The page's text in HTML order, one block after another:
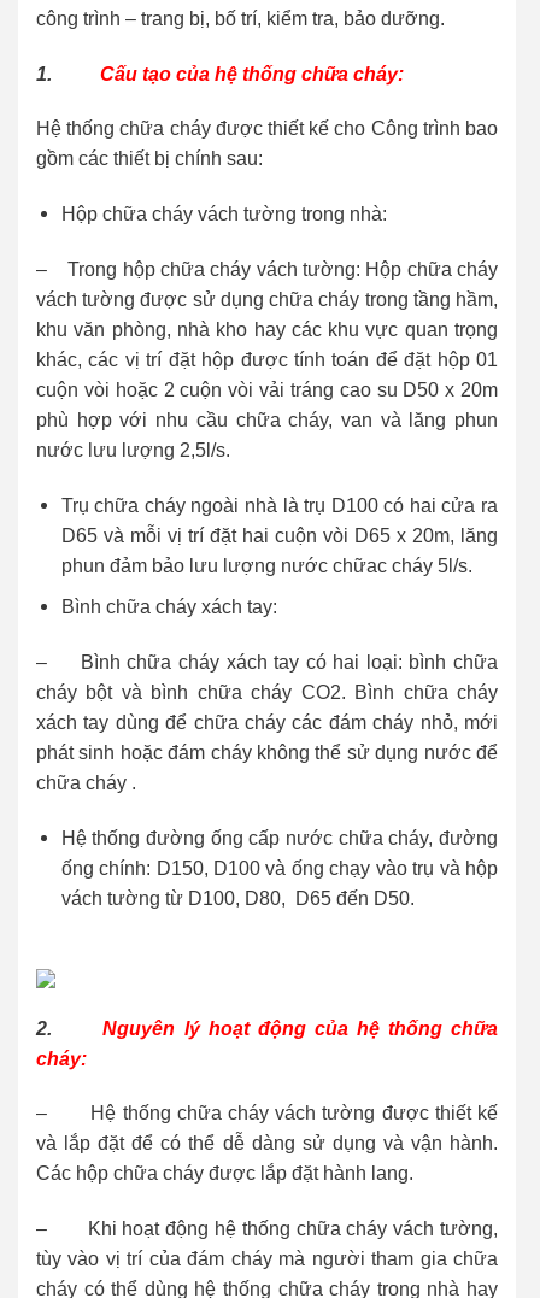
công trình – trang bị, bố trí, kiểm tra, bảo dưỡng.
1. Cấu tạo của hệ thống chữa cháy:
Hệ thống chữa cháy được thiết kế cho Công trình bao
gồm các thiết bị chính sau:
Hộp chữa cháy vách tường trong nhà:
– Trong hộp chữa cháy vách tường: Hộp chữa cháy
vách tường được sử dụng chữa cháy trong tầng hầm,
khu văn phòng, nhà kho hay các khu vực quan trọng
khác, các vị trí đặt hộp được tính toán để đặt hộp 01
cuộn vòi hoặc 2 cuộn vòi vải tráng cao su D50 x 20m
phù hợp với nhu cầu chữa cháy, van và lăng phun
nước lưu lượng 2,5l/s.
Trụ chữa cháy ngoài nhà là trụ D100 có hai cửa ra
D65 và mỗi vị trí đặt hai cuộn vòi D65 x 20m, lăng
phun đảm bảo lưu lượng nước chữac cháy 5l/s.
Bình chữa cháy xách tay:
– Bình chữa cháy xách tay có hai loại: bình chữa
cháy bột và bình chữa cháy CO2. Bình chữa cháy
xách tay dùng để chữa cháy các đám cháy nhỏ, mới
phát sinh hoặc đám cháy không thể sử dụng nước để
chữa cháy .
Hệ thống đường ống cấp nước chữa cháy, đường
ống chính: D150, D100 và ống chạy vào trụ và hộp
vách tường từ D100, D80, D65 đến D50.
2.Nguyên lý hoạt động của hệ thống chữa
cháy:
– Hệ thống chữa cháy vách tường được thiết kế
và lắp đặt để có thể dễ dàng sử dụng và vận hành.
Các hộp chữa cháy được lắp đặt hành lang.
– Khi hoạt động hệ thống chữa cháy vách tường,
tùy vào vị trí của đám cháy mà người tham gia chữa
cháy có thể dùng hệ thống chữa cháy trong nhà hay